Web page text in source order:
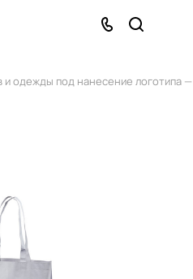
и одежды под нанесение логотипа